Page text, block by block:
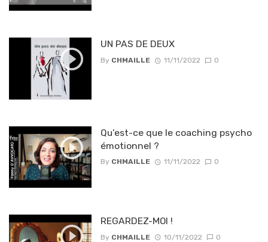
UN PAS DE DEUX
By CHMAILLE 11/11/2022 0
Qu’est-ce que le coaching psycho
émotionnel ?
By CHMAILLE 11/11/2022 0
REGARDEZ-MOI !
By CHMAILLE 10/11/2022 0